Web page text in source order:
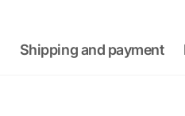
Shipping and payment